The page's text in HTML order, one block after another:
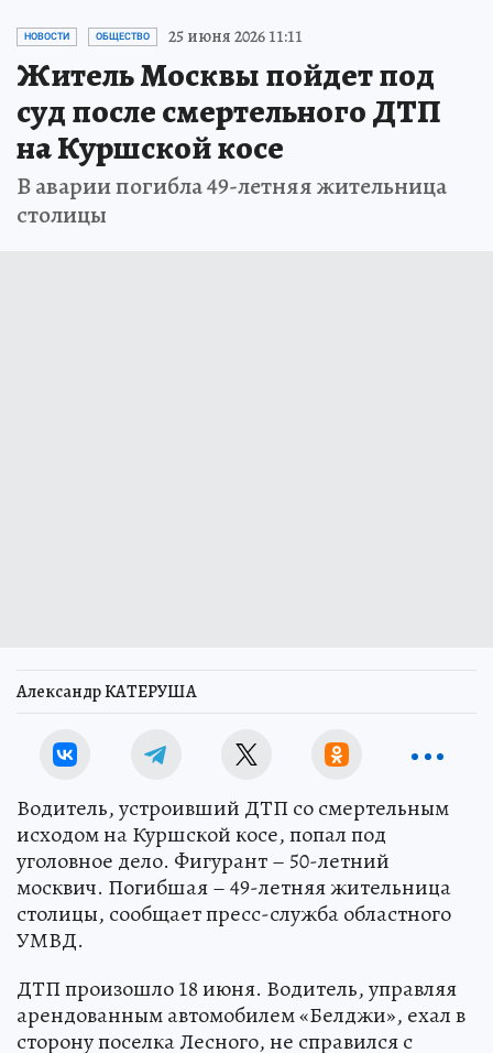
НОВОСТИ ОБЩЕСТВО 25 июня 2026 11:11
Житель Москвы пойдет под
суд после смертельного ДТП
на Куршской косе
В аварии погибла 49-летняя жительница
столицы
Александр КАТЕРУША
Водитель, устроивший ДТП со смертельным
исходом на Куршской косе, попал под
уголовное дело. Фигурант – 50-летний
москвич. Погибшая – 49-летняя жительница
столицы, сообщает пресс-служба областного
УМВД.
ДТП произошло 18 июня. Водитель, управляя
арендованным автомобилем «Белджи», ехал в
сторону поселка Лесного, не справился с